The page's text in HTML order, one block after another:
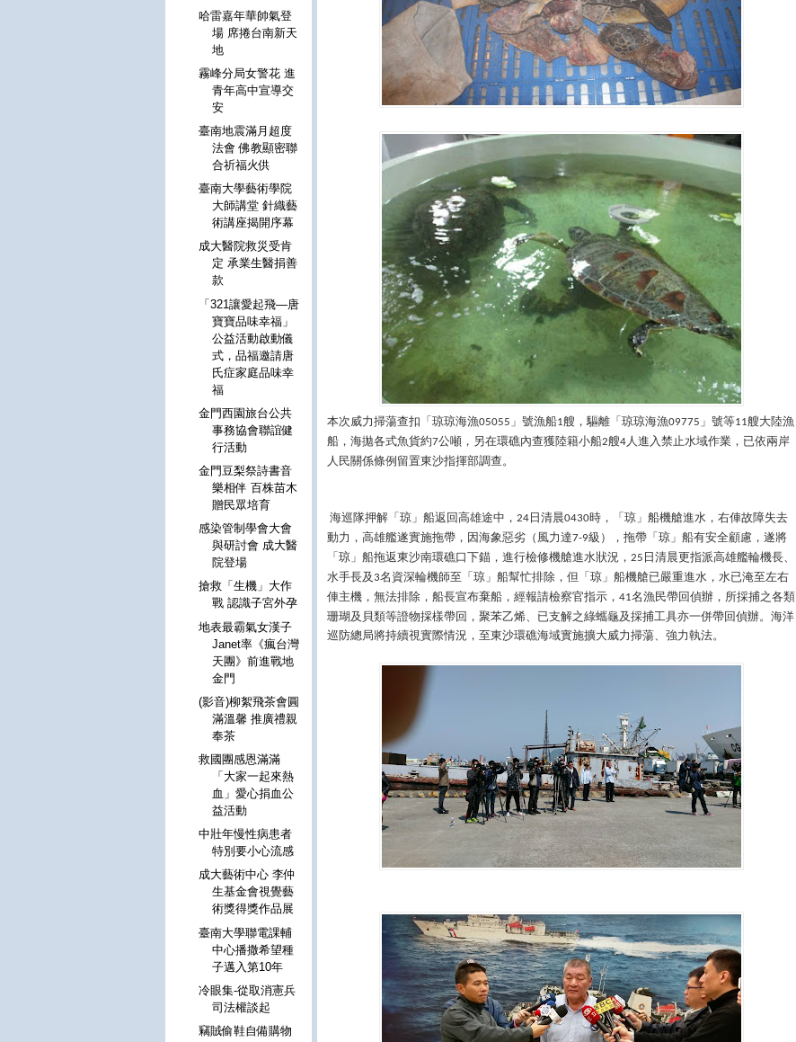
本次威力掃蕩查扣「琼琼海漁05055 」號漁船1艘，驅離「琼琼海漁09775 」號等11艘大陸漁
船，海拋各式魚貨約7公噸，另在環礁內查獲陸籍小船2艘4 人進入禁止水域作業，已依兩岸
人民關係條例留置東沙指揮部調查。
海巡隊押解「琼」船返回高雄途中， 24日清晨0430時，「琼」船機艙進水，右俥故障失去
動力，高雄艦遂實施拖帶，因海象惡劣（風力達7-9級），拖帶「琼」船有安全顧慮，遂將
「琼」船拖返東沙南環礁口下錨，進行檢修機艙進水狀況， 25 日清晨更指派高雄艦輪機長、
水手長及3名資深輪機師至「琼」船幫忙排除，但「琼」船機艙已嚴重進水，水已淹至左右
俥主機，無法排除，船長宣布棄船，經報請檢察官指示， 41名漁民帶回偵辦，所採捕之各類
珊瑚及貝類等證物採樣帶回，聚苯乙烯、已支解之綠蠵龜及採捕工具亦一併帶回偵辦。 海洋
巡防總局將持續視實際情況，至東沙環礁海域實施擴大威力掃蕩、強力執法。
哈雷嘉年華帥氣登
場 席捲台南新天
地
霧峰分局女警花 進
青年高中宣導交
安
臺南地震滿月超度
法會 佛教顯密聯
合祈福火供
臺南大學藝術學院
大師講堂 針織藝
術講座揭開序幕
成大醫院救災受肯
定 承業生醫捐善
款
「321讓愛起飛—唐
寶寶品味幸福」
公益活動啟動儀
式，品福邀請唐
氏症家庭品味幸
福
金門西園旅台公共
事務協會聯誼健
行活動
金門豆梨祭詩書音
樂相伴 百株苗木
贈民眾培育
感染管制學會大會
與研討會 成大醫
院登場
搶救「生機」大作
戰 認識子宮外孕
地表最霸氣女漢子
Janet率《瘋台灣
天團》前進戰地
金門
(影音)柳絮飛茶會圓
滿溫馨 推廣禮親
奉茶
救國團感恩滿滿
「大家一起來熱
血」愛心捐血公
益活動
中壯年慢性病患者
特別要小心流感
成大藝術中心 李仲
生基金會視覺藝
術獎得獎作品展
臺南大學聯電課輔
中心播撒希望種
子邁入第10年
冷眼集-從取消憲兵
司法權談起
竊賊偷鞋自備購物